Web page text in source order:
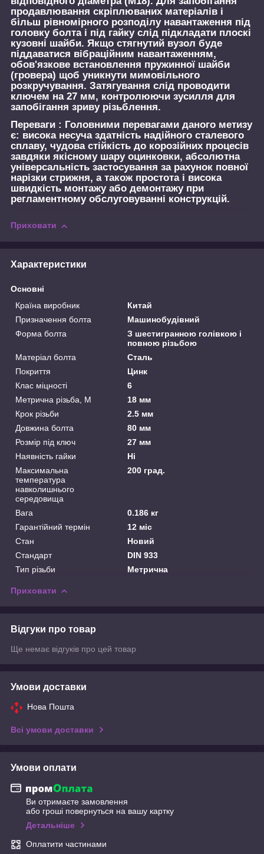
продавлювання скріплюваних матеріалів і
більш рівномірного розподілу навантаження під
головку болта і під гайку слід підкладати плоскі
кузовні шайби. Якщо стягнутий вузол буде
піддаватися вібраційним навантаженням,
обов'язкове встановлення пружинної шайби
(гровера) щоб уникнути мимовільного
розкручування. Затягування слід проводити
ключем на 27 мм, контролюючи зусилля для
запобігання зриву різьблення.
Переваги : Головними перевагами даного метизу
є: висока несуча здатність надійного сталевого
сплаву, чудова стійкість до корозійних процесів
завдяки якісному шару оцинковки, абсолютна
універсальність застосування за рахунок повної
нарізки стрижня, а також простота і висока
швидкість монтажу або демонтажу при
регламентному обслуговуванні конструкцій.
Приховати
Характеристики
Основні
Країна виробник
Китай
Призначення болта
Машинобудівний
Форма болта
З шестигранною голівкою і
повною різьбою
Матеріал болта
Сталь
Покриття
Цинк
Клас міцності
6
Метрична різьба, М
18 мм
Крок різьби
2.5 мм
Довжина болта
80 мм
Розмір під ключ
27 мм
Наявність гайки
Ні
Максимальна
температура
навколишнього
середовища
200 град.
Вага
0.186 кг
Гарантійний термін
12 міс
Стан
Новий
Стандарт
DIN 933
Тип різьби
Метрична
Приховати
Відгуки про товар
Ще немає відгуків про цей товар
Умови доставки
Нова Пошта
Всі умови доставки
Умови оплати
Ви отримаєте замовлення
або гроші повернуться на вашу картку
Детальніше
Оплатити частинами